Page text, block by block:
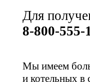
Для
8-800-555-
Мы имеем
и котельных